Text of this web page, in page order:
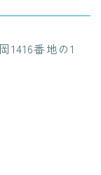
1416番地の1